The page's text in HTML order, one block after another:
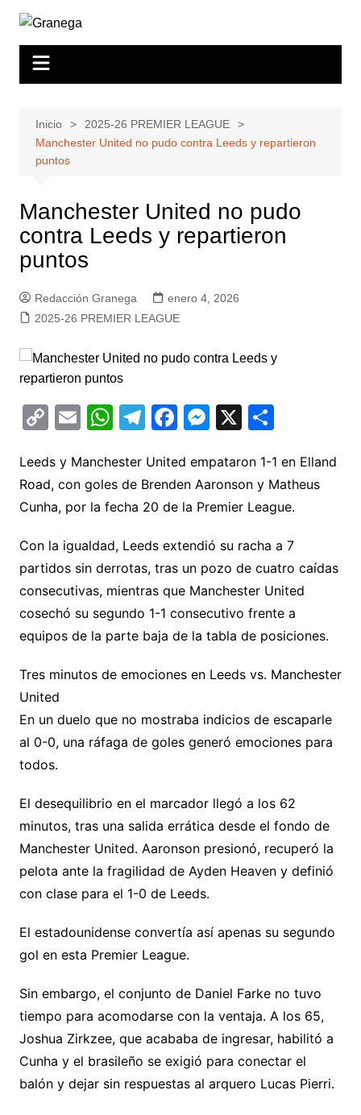
contenido
Inicio
2025-26 PREMIER LEAGUE
Manchester United no pudo contra Leeds y repartieron
puntos
Manchester United no pudo
contra Leeds y repartieron
puntos
Redacción Granega
enero 4, 2026
2025-26 PREMIER LEAGUE
C
p
y
Li
n
k
E
ai
l
W
at
s
A
p
p
T
e
gr
a
m
F
c
e
b
o
o
k
M
s
s
e
n
g
er
X C
m
p
ar
tir
Leeds y Manchester United empataron 1-1 en Elland
Road, con goles de Brenden Aaronson y Matheus
Cunha, por la fecha 20 de la Premier League.
Con la igualdad, Leeds extendió su racha a 7
partidos sin derrotas, tras un pozo de cuatro caídas
consecutivas, mientras que Manchester United
cosechó su segundo 1-1 consecutivo frente a
equipos de la parte baja de la tabla de posiciones.
Tres minutos de emociones en Leeds vs. Manchester
United
En un duelo que no mostraba indicios de escaparle
al 0-0, una ráfaga de goles generó emociones para
todos.
El desequilibrio en el marcador llegó a los 62
minutos, tras una salida errática desde el fondo de
Manchester United. Aaronson presionó, recuperó la
pelota ante la fragilidad de Ayden Heaven y definió
con clase para el 1-0 de Leeds.
El estadounidense convertía así apenas su segundo
gol en esta Premier League.
Sin embargo, el conjunto de Daniel Farke no tuvo
tiempo para acomodarse con la ventaja. A los 65,
Joshua Zirkzee, que acababa de ingresar, habilitó a
Cunha y el brasileño se exigió para conectar el
balón y dejar sin respuestas al arquero Lucas Pierri.